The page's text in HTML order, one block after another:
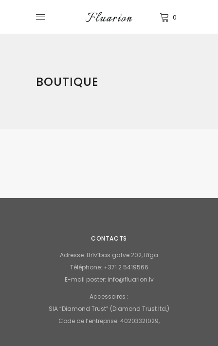
0
BOUTIQUE
CONTACTS
Adresse: Brīvības gatve 202, Rīga
Téléphone: +371 2 5419566
E-mail poster: info@fluarion.lv
Accessoires :
SIA “Diamond Trust” (Diamond Trust ltd,)
Code de l’entreprise: 40203321029,